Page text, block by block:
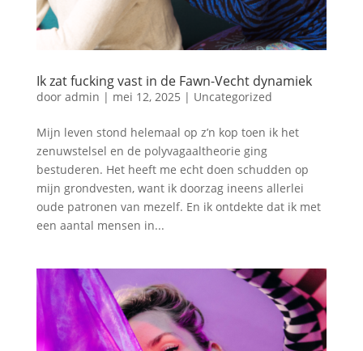
Ik zat fucking vast in de Fawn-Vecht dynamiek
door admin | mei 12, 2025 | Uncategorized
Mijn leven stond helemaal op z’n kop toen ik het
zenuwstelsel en de polyvagaaltheorie ging
bestuderen. Het heeft me echt doen schudden op
mijn grondvesten, want ik doorzag ineens allerlei
oude patronen van mezelf. En ik ontdekte dat ik met
een aantal mensen in...